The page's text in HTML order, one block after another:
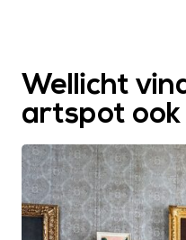
Wellicht
artspot